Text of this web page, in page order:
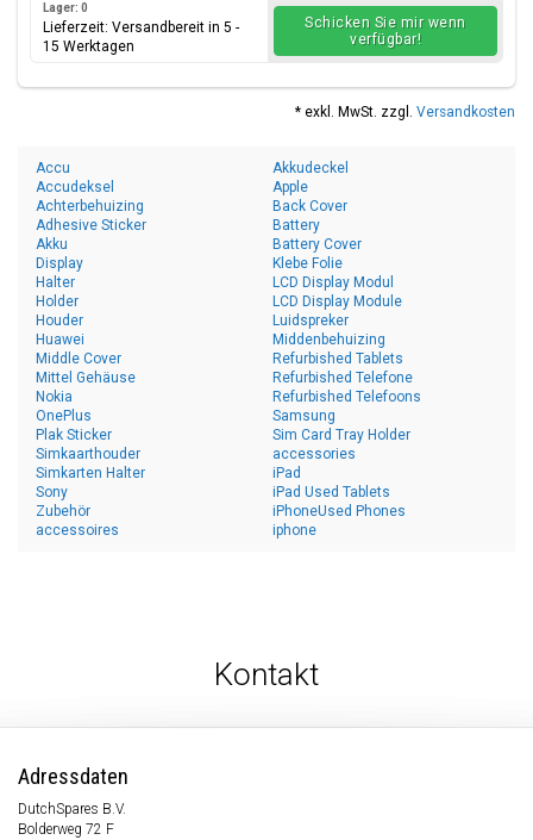
Lager: 0
Lieferzeit: Versandbereit in 5 -
15 Werktagen
Schicken Sie mir wenn
verfügbar!
* exkl. MwSt. zzgl. Versandkosten
Accu
Accudeksel
Achterbehuizing
Adhesive Sticker
Akku
Akkudeckel
Apple
Back Cover
Battery
Battery Cover
Display
Halter
Holder
Houder
Huawei
Klebe Folie
LCD Display Modul
LCD Display Module
Luidspreker
Middenbehuizing
Middle Cover
Mittel Gehäuse
Nokia
OnePlus
Plak Sticker
Refurbished Tablets
Refurbished Telefone
Refurbished Telefoons
Samsung
Sim Card Tray Holder
Simkaarthouder
Simkarten Halter
Sony
Zubehör
accessoires
accessories
iPad
iPad Used Tablets
iPhoneUsed Phones
iphone
Kontakt
Adressdaten
DutchSpares B.V.
Bolderweg 72 F